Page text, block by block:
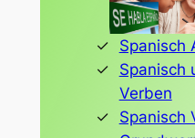
Spanisch
Spanisch
Verben
Spanisch